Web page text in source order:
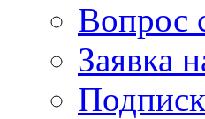
Вопрос
Заявка